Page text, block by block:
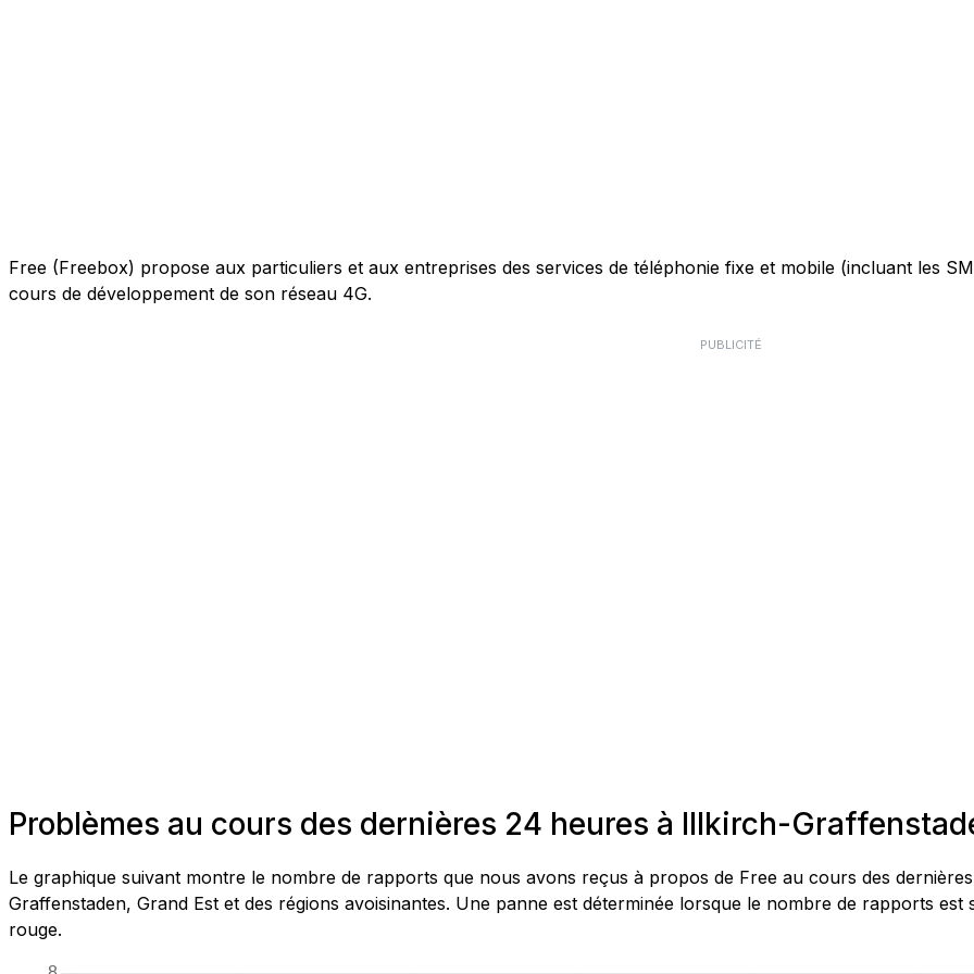
Free (Freebox) propose aux particuliers et aux entreprises des services de téléphonie fixe et mobile (incluant les
cours de développement de son réseau 4G.
PUBLICITÉ
Problèmes au cours des dernières 24 heures à Illkirch-
Le graphique suivant montre le nombre de rapports que nous avons reçus à propos de Free au cours des
Graffenstaden, Grand Est et des régions avoisinantes. Une panne est déterminée lorsque le nombre de rapports
rouge.